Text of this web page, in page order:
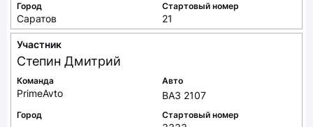
Город
Саратов
Стартовый номер
21
Участник
Степин Дмитрий
Команда
PrimeAvto
Авто
ВАЗ 2107
Город Стартовый номер